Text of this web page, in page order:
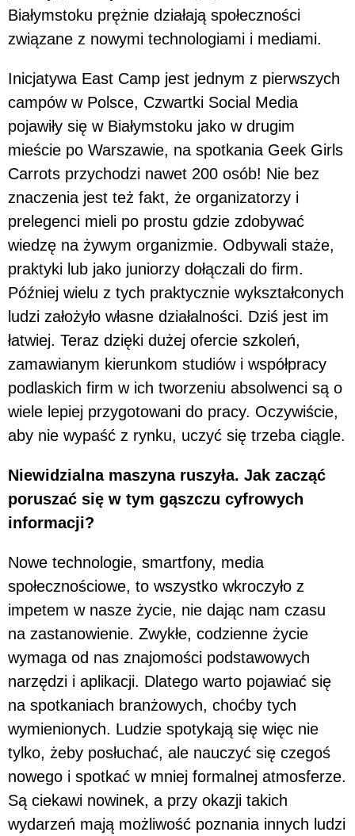
Białymstoku prężnie działają społeczności
związane z nowymi technologiami i mediami.
Inicjatywa East Camp jest jednym z pierwszych
campów w Polsce, Czwartki Social Media
pojawiły się w Białymstoku jako w drugim
mieście po Warszawie, na spotkania Geek Girls
Carrots przychodzi nawet 200 osób! Nie bez
znaczenia jest też fakt, że organizatorzy i
prelegenci mieli po prostu gdzie zdobywać
wiedzę na żywym organizmie. Odbywali staże,
praktyki lub jako juniorzy dołączali do firm.
Później wielu z tych praktycznie wykształconych
ludzi założyło własne działalności. Dziś jest im
łatwiej. Teraz dzięki dużej ofercie szkoleń,
zamawianym kierunkom studiów i współpracy
podlaskich firm w ich tworzeniu absolwenci są o
wiele lepiej przygotowani do pracy. Oczywiście,
aby nie wypaść z rynku, uczyć się trzeba ciągle.
Niewidzialna maszyna ruszyła. Jak zacząć
poruszać się w tym gąszczu cyfrowych
informacji?
Nowe technologie, smartfony, media
społecznościowe, to wszystko wkroczyło z
impetem w nasze życie, nie dając nam czasu
na zastanowienie. Zwykłe, codzienne życie
wymaga od nas znajomości podstawowych
narzędzi i aplikacji. Dlatego warto pojawiać się
na spotkaniach branżowych, choćby tych
wymienionych. Ludzie spotykają się więc nie
tylko, żeby posłuchać, ale nauczyć się czegoś
nowego i spotkać w mniej formalnej atmosferze.
Są ciekawi nowinek, a przy okazji takich
wydarzeń mają możliwość poznania innych ludzi